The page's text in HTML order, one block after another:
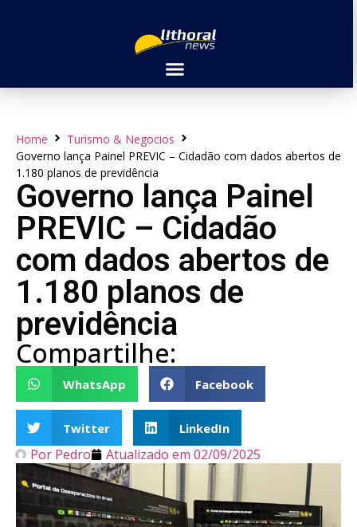
Home
Turismo & Negocios
Governo lança Painel PREVIC – Cidadão com dados abertos de
1.180 planos de previdência
Governo lança Painel
PREVIC – Cidadão
com dados abertos de
1.180 planos de
previdência
Compartilhe:
WhatsApp Facebook
Twitter LinkedIn
Por Pedro Atualizado em 02/09/2025